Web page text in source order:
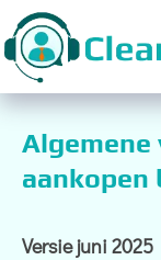
Algemene
aankopen
Versie juni 2025